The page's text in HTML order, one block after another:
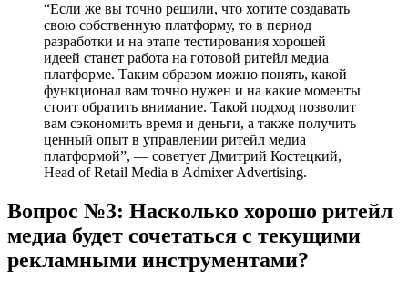
“Если же вы точно решили, что хотите создавать
свою собственную платформу, то в период
разработки и на этапе тестирования хорошей
идеей станет работа на готовой ритейл медиа
платформе. Таким образом можно понять, какой
функционал вам точно нужен и на какие моменты
стоит обратить внимание. Такой подход позволит
вам сэкономить время и деньги, а также получить
ценный опыт в управлении ритейл медиа
платформой”, — советует Дмитрий Костецкий,
Head of Retail Media в Admixer Advertising.
Вопрос №3: Насколько хорошо ритейл
медиа будет сочетаться с текущими
рекламными инструментами?